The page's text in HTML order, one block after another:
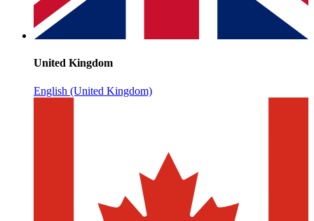
United Kingdom
English (United Kingdom)